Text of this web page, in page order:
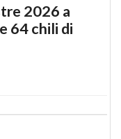
2026 a
64 chili di